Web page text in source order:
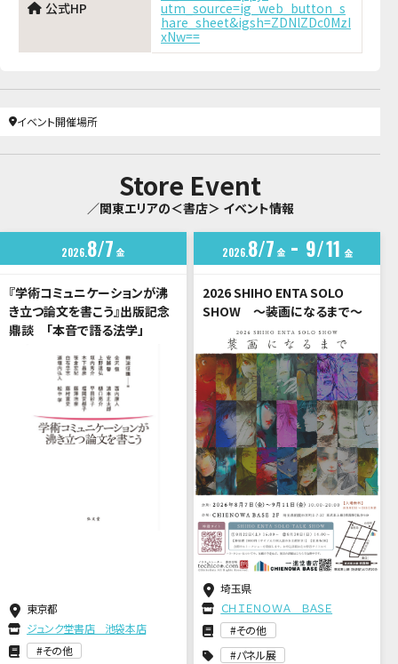
公式HP
utm_source=ig_web_button_s
hare_sheet&igsh=ZDNlZDc0MzI
xNw==
イベント開催場所
Store Event
／関東エリアの＜書店＞ イベント情報
2026 8 7 金
『学術コミュニケーションが沸
き立つ論文を書こう』出版記念
鼎談 「本音で語る法学」
東京都
ジュンク堂書店 池袋本店
その他
20268 7 金 9 11 金
2026 SHIHO ENTA SOLO
SHOW ～装画になるまで～
埼玉県
ＣＨＩＥＮＯＷＡ ＢＡＳＥ
その他
パネル展